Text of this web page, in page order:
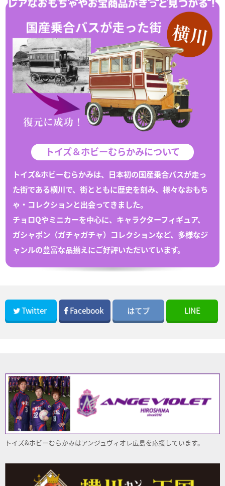
トイズ＆ホビーむらかみについて
トイズ&ホビーむらかみは、日本初の国産乗合バスが走っ
た街である横川で、街とともに歴史を刻み、様々なおもち
ゃ ・ コレクションと出会ってきました。
チョロQやミニカーを中心に、キャラクターフィギュア、
ガシャポン（ガチャガチャ） コレクションなど、多様なジ
ャンルの豊富な品揃えにご好評いただいています。
Twitter Facebook はてブ LINE
トイズ&ホビーむらかみはアンジュヴィオレ広島を応援しています。